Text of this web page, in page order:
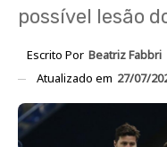
possível lesão
Escrito Por Beatriz Fabbri
Atualizado em 27/07/